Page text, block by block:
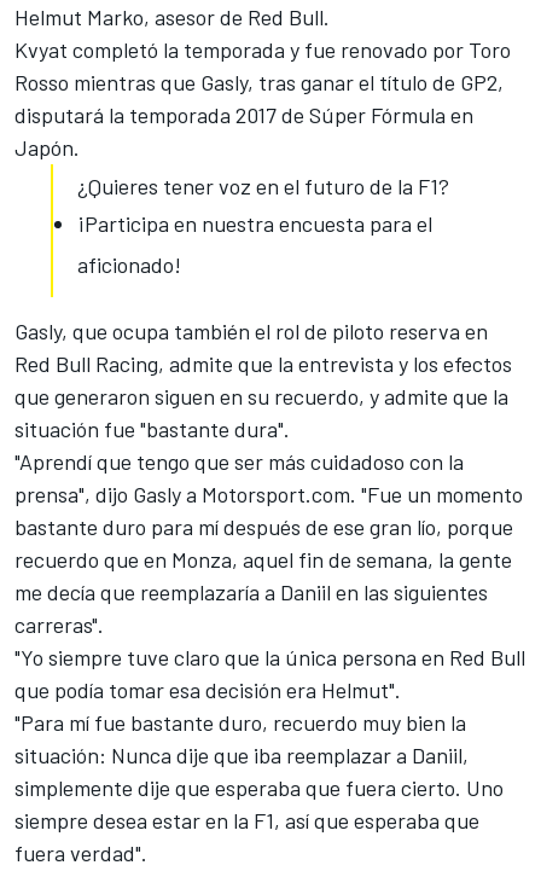
Helmut Marko, asesor de Red Bull.
Kvyat completó la temporada y fue renovado por Toro
Rosso mientras que Gasly, tras ganar el título de GP2,
disputará la temporada 2017 de Súper Fórmula en
Japón.
¿Quieres tener voz en el futuro de la F1?
¡Participa en nuestra encuesta para el
aficionado!
Gasly, que ocupa también el rol de piloto reserva en
Red Bull Racing, admite que la entrevista y los efectos
que generaron siguen en su recuerdo, y admite que la
situación fue "bastante dura".
"Aprendí que tengo que ser más cuidadoso con la
prensa", dijo Gasly a Motorsport.com. "Fue un momento
bastante duro para mí después de ese gran lío, porque
recuerdo que en Monza, aquel fin de semana, la gente
me decía que reemplazaría a Daniil en las siguientes
carreras".
"Yo siempre tuve claro que la única persona en Red Bull
que podía tomar esa decisión era Helmut".
"Para mí fue bastante duro, recuerdo muy bien la
situación: Nunca dije que iba reemplazar a Daniil,
simplemente dije que esperaba que fuera cierto. Uno
siempre desea estar en la F1, así que esperaba que
fuera verdad".